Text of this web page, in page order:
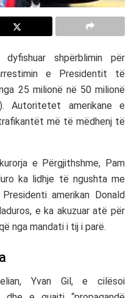
shpërblimin për
e Presidentit të
25 milionë në 50 milionë
Autoritetet amerikane e
më të mëdhenj të
e Përgjithshme, Pam
ka lidhje të ngushta me
amerikan Donald
e ka akuzuar atë për
nga mandati i tij i parë.
Yvan Gil, e cilësoi